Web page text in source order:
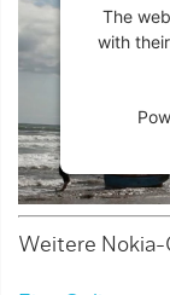
The
with
Weitere Nokia-